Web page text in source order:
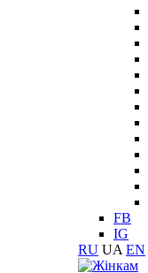
FB
IG
RU UA EN